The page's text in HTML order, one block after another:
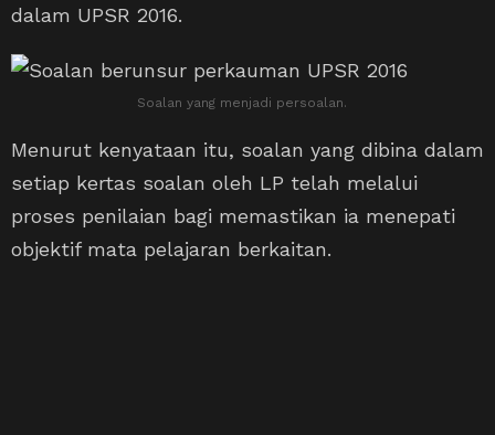
dalam UPSR 2016.
Soalan yang menjadi persoalan.
Menurut kenyataan itu, soalan yang dibina dalam
setiap kertas soalan oleh LP telah melalui
proses penilaian bagi memastikan ia menepati
objektif mata pelajaran berkaitan.